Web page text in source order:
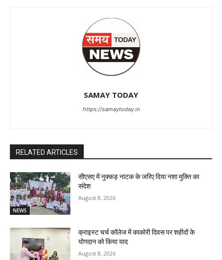
SAMAY TODAY
https://samaytoday.in
RELATED ARTICLES
NEWS
सीएसए में नुक्कड़ नाटक के जरिए दिया नशा मुक्ति का
संदेश
August 8, 2026
क्राइस्ट चर्च कॉलेज में काकोरी दिवस पर शहीदों के
योगदान को किया याद
August 8, 2026